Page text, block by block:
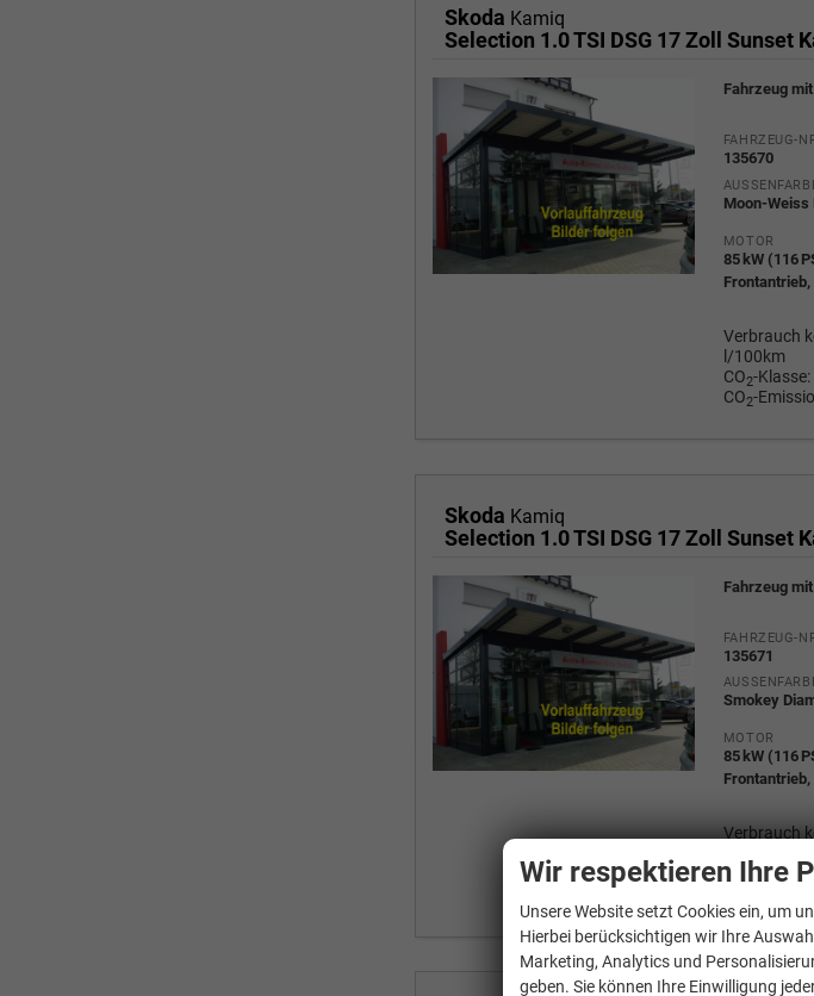
Skoda Kamiq
Selection 1.0 TSI DSG 17 Zoll Sunset
Fahrzeug
FAHRZEUG-
135670
AUSSENFARBE
Moon-Weiss
MOTOR
85 kW (116
Frontantrieb,
Verbrauch
l/100km
CO2-Klasse:
CO2-
Skoda Kamiq
Selection 1.0 TSI DSG 17 Zoll Sunset
Fahrzeug
FAHRZEUG-
135671
AUSSENFARBE
Smokey
MOTOR
85 kW (116
Frontantrieb,
Verbrauch
CO
2-Klasse:
Wir respektieren Ihre
Unsere Website setzt Cookies ein, um
Hierbei berücksichtigen wir Ihre
Marketing, Analytics und
geben. Sie können Ihre Einwilligung